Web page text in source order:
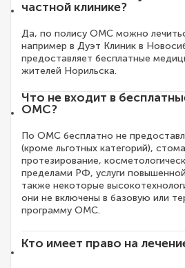
частной клинике?
Да, по полису ОМС можно
например в Дуэт Клиник в
предоставляет бесплатные
жителей Норильска.
Что не входит в
ОМС?
По ОМС бесплатно не
(кроме льготных категорий),
протезирование,
пределами РФ, услуги
также некоторые
они не включены в базовую или
программу ОМС.
Кто имеет право на